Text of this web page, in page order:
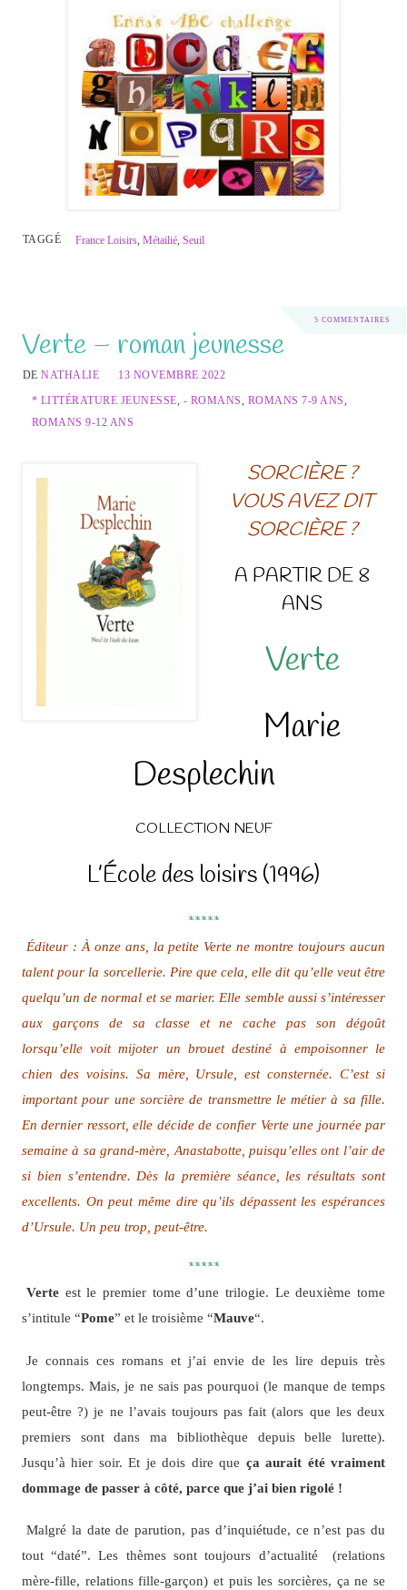
TAGGÉ France Loisirs ,Métailié ,Seuil
5 COMMENTAIRES
Verte – roman jeunesse
DENATHALIE
13 NOVEMBRE 2022
* LITTÉRATURE JEUNESSE, - ROMANS, ROMANS 7-9 ANS,
ROMANS 9-12 ANS
SORCIÈRE ?
VOUS AVEZ DIT
SORCIÈRE ?
A PARTIR DE 8
ANS
Verte
Marie
Desplechin
COLLECTION NEUF
L’École des loisirs (1996)
*****
Éditeur : À onze ans, la petite Verte ne montre toujours aucun
talent pour la sorcellerie. Pire que cela, elle dit qu’elle veut être
quelqu’un de normal et se marier. Elle semble aussi s’intéresser
aux garçons de sa classe et ne cache pas son dégoût
lorsqu’elle voit mijoter un brouet destiné à empoisonner le
chien des voisins. Sa mère, Ursule, est consternée. C’est si
important pour une sorcière de transmettre le métier à sa fille.
En dernier ressort, elle décide de confier Verte une journée par
semaine à sa grand-mère, Anastabotte, puisqu’elles ont l’air de
si bien s’entendre. Dès la première séance, les résultats sont
excellents. On peut même dire qu’ils dépassent les espérances
d’Ursule. Un peu trop, peut-être.
*****
Verteest le premier tome d’une trilogie. Le deuxième tome
s’intitule “Pome” et le troisième “Mauve“.
Je connais ces romans et j’ai envie de les lire depuis très
longtemps. Mais, je ne sais pas pourquoi (le manque de temps
peut-être ?) je ne l’avais toujours pas fait (alors que les deux
premiers sont dans ma bibliothèque depuis belle lurette).
Jusqu’à hier soir. Et je dois dire que ça aurait été vraiment
dommage de passer à côté, parce que j’ai bien rigolé !
Malgré la date de parution, pas d’inquiétude, ce n’est pas du
tout “daté”. Les thèmes sont toujours d’actualité (relations
mère-fille, relations fille-garçon) et puis les sorcières, ça ne se